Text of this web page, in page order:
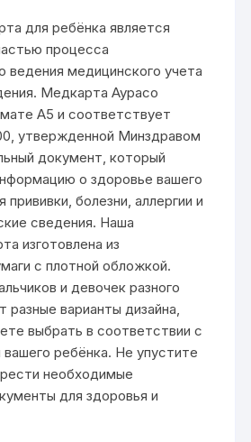
для ребёнка является
процесса
ведения медицинского учета
Медкарта Аурасо
А5 и соответствует
утвержденной Минздравом
документ, который
о здоровье вашего
прививки, болезни, аллергии и
сведения. Наша
изготовлена из
с плотной обложкой.
и девочек разного
разные варианты дизайна,
выбрать в соответствии с
ребёнка. Не упустите
необходимые
для здоровья и